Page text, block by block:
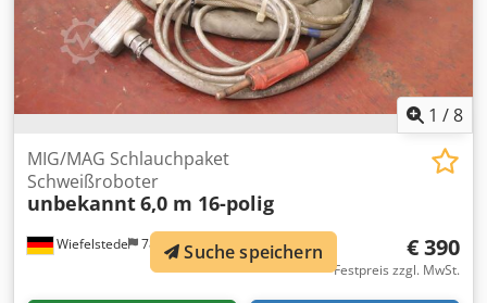
1 /8
Wiefelstede 785 km
MIG/MAG Schlauchpaket
Schweißroboter
unbekannt6,0 m 16-polig
€ 390
Festpreis zzgl. MwSt.
Suche speichern